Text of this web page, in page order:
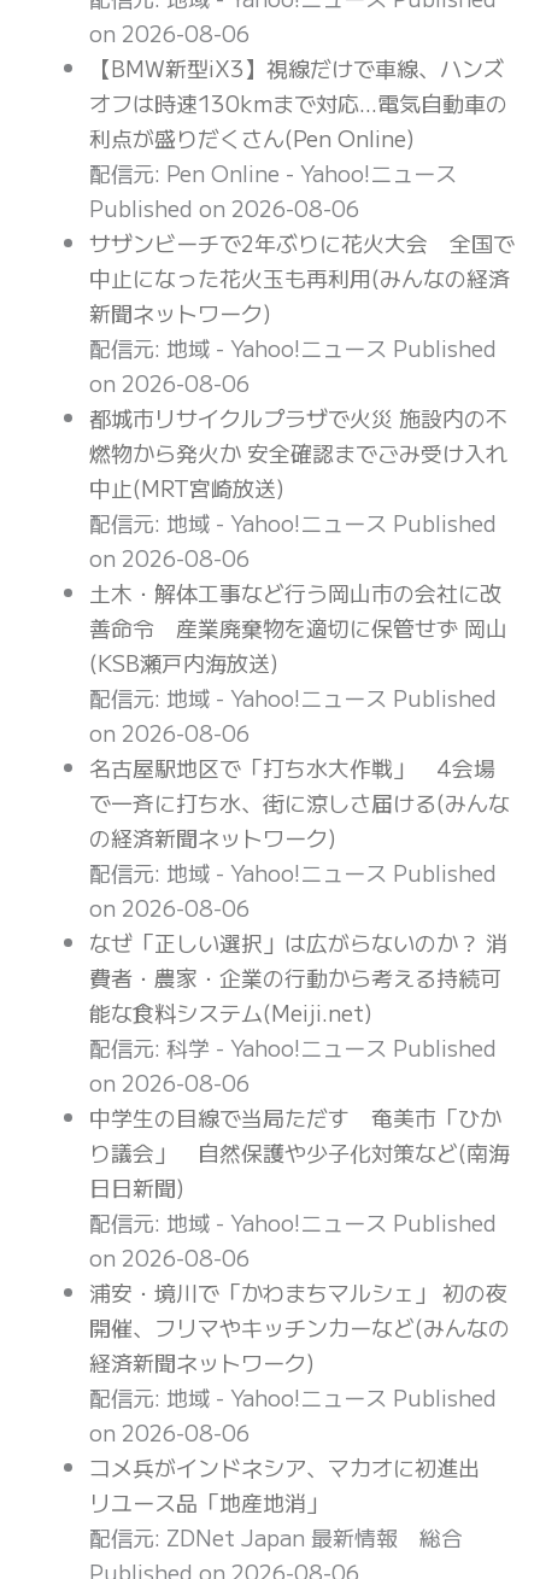
on 2026-08-06
【BMW新型iX3】視線だけで車線、ハンズ
オフは時速130kmまで対応…電気自動車の
利点が盛りだくさん(Pen Online)
配信元: Pen Online - Yahoo!ニュース
Published on 2026-08-06
サザンビーチで2年ぶりに花火大会 全国で
中止になった花火玉も再利用(みんなの経済
新聞ネットワーク)
配信元: 地域 - Yahoo!ニュース Published
on 2026-08-06
都城市リサイクルプラザで火災 施設内の不
燃物から発火か 安全確認までごみ受け入れ
中止(MRT宮崎放送)
配信元: 地域 - Yahoo!ニュース Published
on 2026-08-06
土木・解体工事など行う岡山市の会社に改
善命令 産業廃棄物を適切に保管せず 岡山
(KSB瀬戸内海放送)
配信元: 地域 - Yahoo!ニュース Published
on 2026-08-06
名古屋駅地区で「打ち水大作戦」 4会場
で一斉に打ち水、街に涼しさ届ける(みんな
の経済新聞ネットワーク)
配信元: 地域 - Yahoo!ニュース Published
on 2026-08-06
なぜ「正しい選択」は広がらないのか？ 消
費者・農家・企業の行動から考える持続可
能な食料システム(Meiji.net)
配信元: 科学 - Yahoo!ニュース Published
on 2026-08-06
中学生の目線で当局ただす 奄美市「ひか
り議会」 自然保護や少子化対策など(南海
日日新聞)
配信元: 地域 - Yahoo!ニュース Published
on 2026-08-06
浦安・境川で「かわまちマルシェ」 初の夜
開催、フリマやキッチンカーなど(みんなの
経済新聞ネットワーク)
配信元: 地域 - Yahoo!ニュース Published
on 2026-08-06
コメ兵がインドネシア、マカオに初進出
リユース品「地産地消」
配信元: ZDNet Japan 最新情報 総合
Published on 2026-08-06